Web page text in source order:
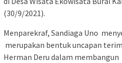
(30/9/2021).
Menparekraf, Sandiaga Uno
merupakan bentuk uncapan
Herman Deru dalam